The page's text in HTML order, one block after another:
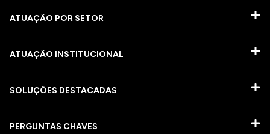
ATUAÇÃO POR SETOR
ATUAÇÃO INSTITUCIONAL
SOLUÇÕES DESTACADAS
PERGUNTAS CHAVES​